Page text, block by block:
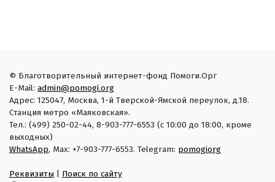
© Благотворительный интернет-фонд Помоги.Орг
E-Mail: admin@pomogi.org
Адрес: 125047, Москва, 1-й Тверской-Ямской переулок, д.18.
Станция метро «Маяковская».
Тел.: (499) 250-02-44, 8-903-777-6553 (с 10:00 до 18:00, кроме
выходных)
WhatsApp, Max: +7-903-777-6553. Telegram: pomogiorg
Реквизиты
Поиск по сайту